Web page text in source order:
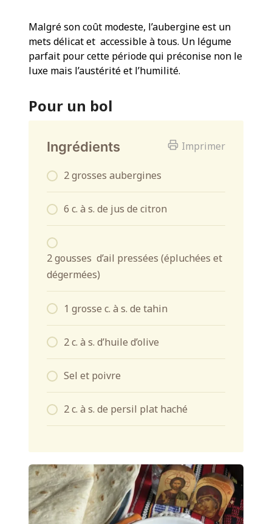
Malgré son coût modeste, l’aubergine est un
mets délicat et accessible à tous. Un légume
parfait pour cette période qui préconise non le
luxe mais l’austérité et l’humilité.
Pour un bol
Imprimer
Ingrédients
2 grosses aubergines
6 c. à s. de jus de citron
2 gousses d’ail pressées (épluchées et
dégermées)
1 grosse c. à s. de tahin
2 c. à s. d’huile d’olive
Sel et poivre
2 c. à s. de persil plat haché